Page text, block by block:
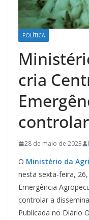
POLÍTICA
cria
28 de maio de 2023
O Ministério da
nesta sexta-feira,
Emergência
controlar a
Publicada no Diário